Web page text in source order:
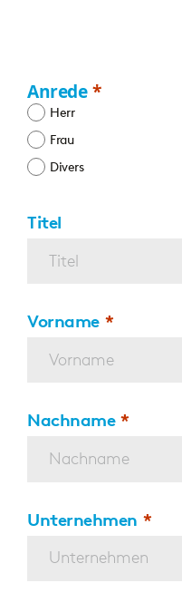
Anrede
Herr
Frau
Divers
Titel
Vorname
Nachname
Unternehmen